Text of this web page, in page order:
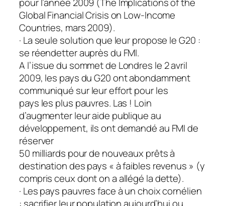
Global Financial Crisis on Low-Income
Countries, mars 2009).
· La seule solution que leur propose le G20 :
se réendetter auprès du FMI.
A l’issue du sommet de Londres le 2 avril
2009, les pays du G20 ont abondamment
communiqué sur leur effort pour les
pays les plus pauvres. Las ! Loin
d’augmenter leur aide publique au
développement, ils ont demandé au FMI de
réserver
50 milliards pour de nouveaux prêts à
destination des pays « à faibles revenus » (y
compris ceux dont on a allégé la dette).
· Les pays pauvres face à un choix cornélien
: sacrifier leur population aujourd’hui ou…